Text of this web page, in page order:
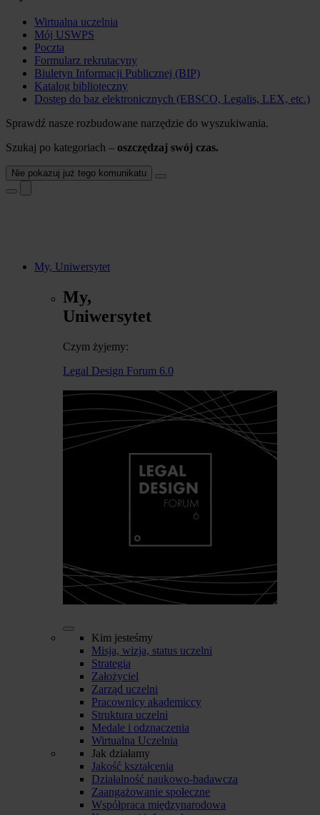
Wirtualna uczelnia
Mój USWPS
Poczta
Formularz rekrutacyny
Biuletyn Informacji Publicznej (BIP)
Katalog biblioteczny
Dostęp do baz elektronicznych (EBSCO, Legalis, LEX, etc.)
Sprawdź nasze rozbudowane narzędzie do wyszukiwania.
Szukaj po kategoriach – oszczędzaj swój czas.
Nie pokazuj już tego komunikatu
My, Uniwersytet
My,
Uniwersytet
Czym żyjemy:
Legal Design Forum 6.0
Kim jesteśmy
Misja, wizja, status uczelni
Strategia
Założyciel
Zarząd uczelni
Pracownicy akademiccy
Struktura uczelni
Medale i odznaczenia
Wirtualna Uczelnia
Jak działamy
Jakość kształcenia
Działalność naukowo-badawcza
Zaangażowanie społeczne
Współpraca międzynarodowa